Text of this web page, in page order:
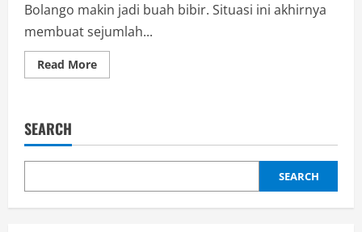
Bolango makin jadi buah bibir. Situasi ini akhirnya
membuat sejumlah...
Read MoreRead
more
dan
DPRD
Bolango
Bicara
SEARCH
SEARCH